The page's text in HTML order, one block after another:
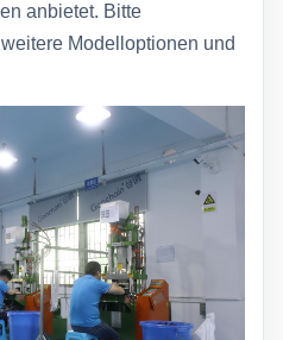
anbietet. Bitte
Modelloptionen und